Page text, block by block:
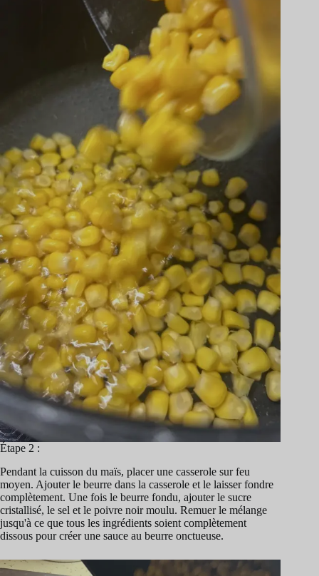
Étape 2 :
Pendant la cuisson du maïs, placer une casserole sur feu
moyen. Ajouter le beurre dans la casserole et le laisser fondre
complètement. Une fois le beurre fondu, ajouter le sucre
cristallisé, le sel et le poivre noir moulu. Remuer le mélange
jusqu'à ce que tous les ingrédients soient complètement
dissous pour créer une sauce au beurre onctueuse.